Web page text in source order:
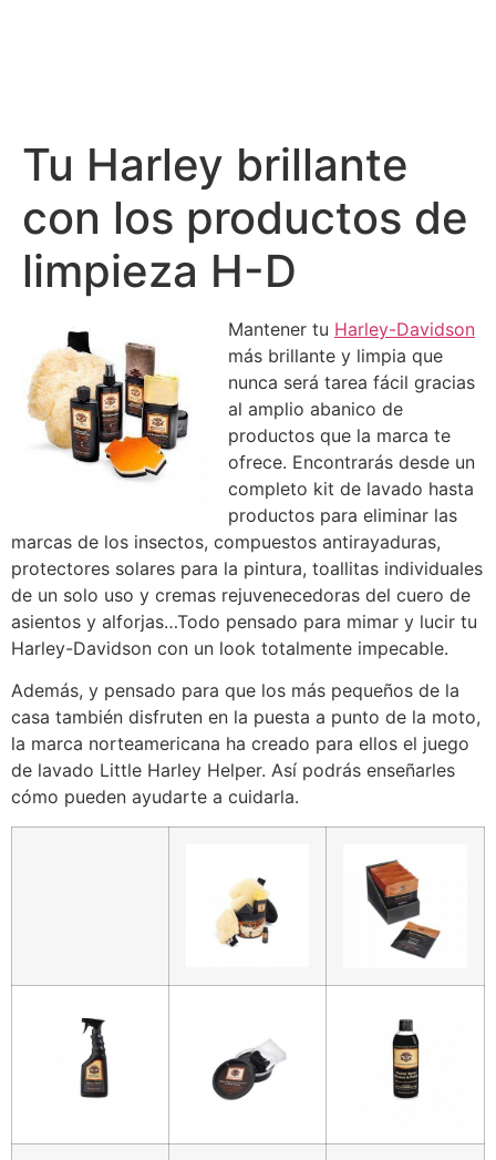
Tu Harley brillante
con los productos de
limpieza H-D
Mantener tu Harley-Davidson
más brillante y limpia que
nunca será tarea fácil gracias
al amplio abanico de
productos que la marca te
ofrece. Encontrarás desde un
completo kit de lavado hasta
productos para eliminar las
marcas de los insectos, compuestos antirayaduras,
protectores solares para la pintura, toallitas individuales
de un solo uso y cremas rejuvenecedoras del cuero de
asientos y alforjas…Todo pensado para mimar y lucir tu
Harley-Davidson con un look totalmente impecable.
Además, y pensado para que los más pequeños de la
casa también disfruten en la puesta a punto de la moto,
la marca norteamericana ha creado para ellos el juego
de lavado Little Harley Helper. Así podrás enseñarles
cómo pueden ayudarte a cuidarla.